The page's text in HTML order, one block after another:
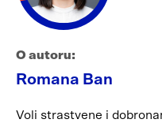
O autoru:
Romana Ban
Voli strastvene i